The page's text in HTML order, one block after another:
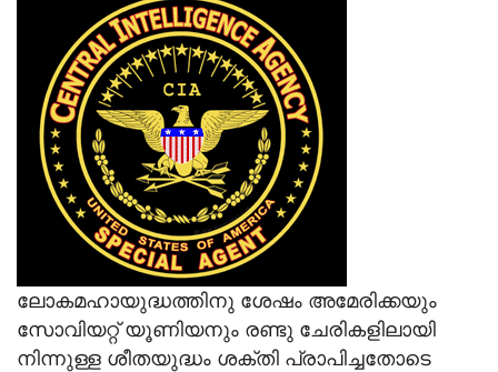
ലോകമഹായുദ്ധത്തിനു ശേഷം അമേരിക്കയും
സോവിയറ്റ് യൂണിയനും രണ്ടു ചേരികളിലായി
നിന്നുള്ള ശീതയുദ്ധം ശക്തി പ്രാപിച്ചതോടെ